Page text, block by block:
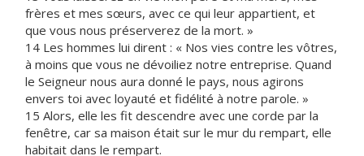
frères et mes sœurs, avec ce qui leur appartient, et
que vous nous préserverez de la mort. »
14 Les hommes lui dirent : « Nos vies contre les vôtres,
à moins que vous ne dévoiliez notre entreprise. Quand
le Seigneur nous aura donné le pays, nous agirons
envers toi avec loyauté et fidélité à notre parole. »
15 Alors, elle les fit descendre avec une corde par la
fenêtre, car sa maison était sur le mur du rempart, elle
habitait dans le rempart.